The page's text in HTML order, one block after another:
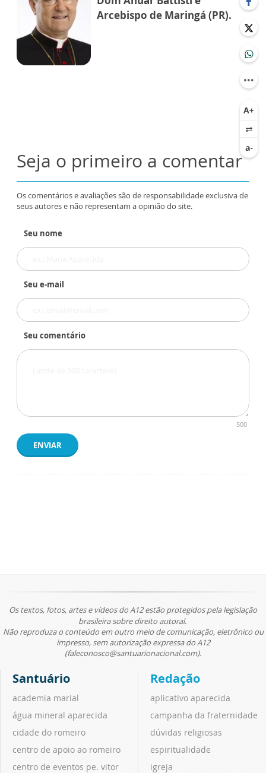
Arcebispo de Maringá (PR).
Seja o primeiro a comentar
Os comentários e avaliações são de responsabilidade exclusiva de
seus autores e não representam a opinião do site.
Seu nome
Seu e-mail
Seu comentário
500
ENVIAR
Os textos, fotos, artes e vídeos do A12 estão protegidos pela legislação
brasileira sobre direito autoral.
Não reproduza o conteúdo em outro meio de comunicação, eletrônico ou
impresso, sem autorização expressa do A12
(faleconosco@santuarionacional.com).
Santuário
academia marial
água mineral aparecida
cidade do romeiro
centro de apoio ao romeiro
centro de eventos pe. vitor
Redação
aplicativo aparecida
campanha da fraternidade
dúvidas religiosas
espiritualidade
igreja